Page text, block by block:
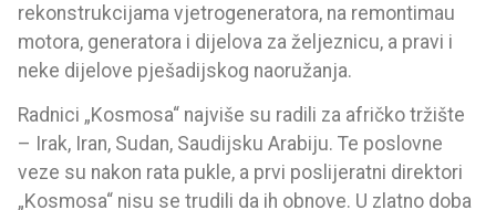
rekonstrukcijama vjetrogeneratora, na remontimau
motora, generatora i dijelova za željeznicu, a pravi i
neke dijelove pješadijskog naoružanja.
Radnici „Kosmosa“ najviše su radili za afričko tržište
– Irak, Iran, Sudan, Saudijsku Arabiju. Te poslovne
veze su nakon rata pukle, a prvi poslijeratni direktori
„Kosmosa“ nisu se trudili da ih obnove. U zlatno doba